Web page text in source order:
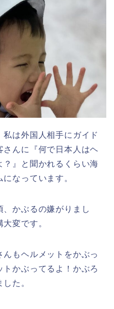
は外国人相手にガイド
んに『何で日本人はヘ
？』と聞かれるくらい海
なっています。
、かぶるの嫌がりまし
変です。
もヘルメットをかぶっ
かぶってるよ！かぶろ
た。